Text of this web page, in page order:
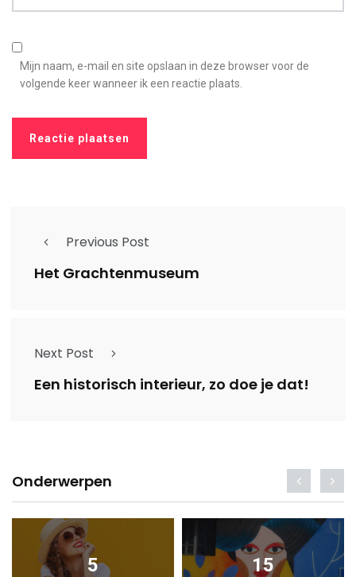
Mijn naam, e-mail en site opslaan in deze browser voor de
volgende keer wanneer ik een reactie plaats.
Previous Post
Het Grachtenmuseum
Next Post
Een historisch interieur, zo doe je dat!
Onderwerpen
5 15